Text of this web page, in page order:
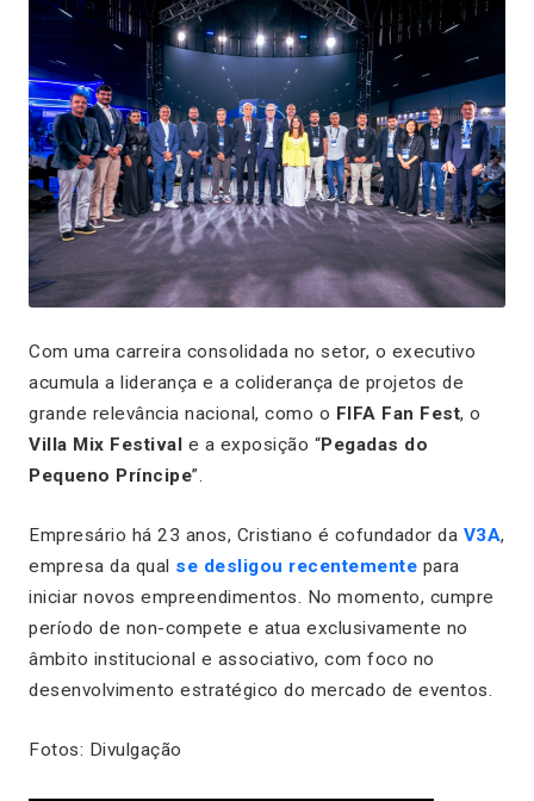
Com uma carreira consolidada no setor, o executivo
acumula a liderança e a coliderança de projetos de
grande relevância nacional, como o FIFA Fan Fest, o
Villa Mix Festival e a exposição “Pegadas do
Pequeno Príncipe”.
Empresário há 23 anos, Cristiano é cofundador da V3A,
empresa da qual se desligou recentemente para
iniciar novos empreendimentos. No momento, cumpre
período de non-compete e atua exclusivamente no
âmbito institucional e associativo, com foco no
desenvolvimento estratégico do mercado de eventos.
Fotos: Divulgação